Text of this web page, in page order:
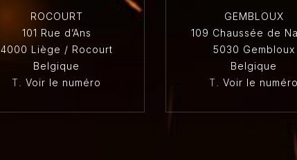
ROCOURT
101 Rue d’Ans
4000 Liège / Rocourt
Belgique
T. Voir le numéro
GEMBLOUX
109 Chaussée de
5030 Gembloux
Belgique
T. Voir le numéro